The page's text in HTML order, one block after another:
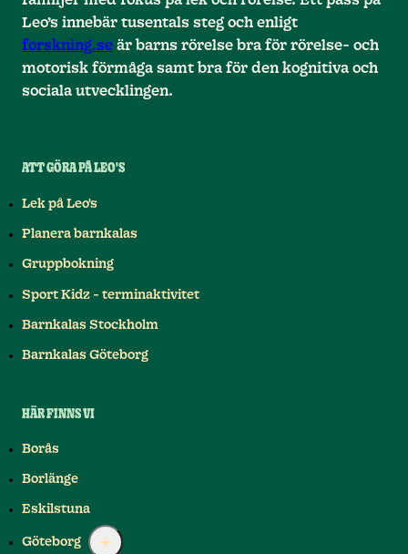
Leo’s innebär tusentals steg och enligt
forskning.se är barns rörelse bra för rörelse- och
motorisk förmåga samt bra för den kognitiva och
sociala utvecklingen.
ATT GÖRA PÅ LEO'S
Lek på Leo's
Planera barnkalas
Gruppbokning
Sport Kidz - terminaktivitet
Barnkalas Stockholm
Barnkalas Göteborg
HÄR FINNS VI
Borås
Borlänge
Eskilstuna
Göteborg